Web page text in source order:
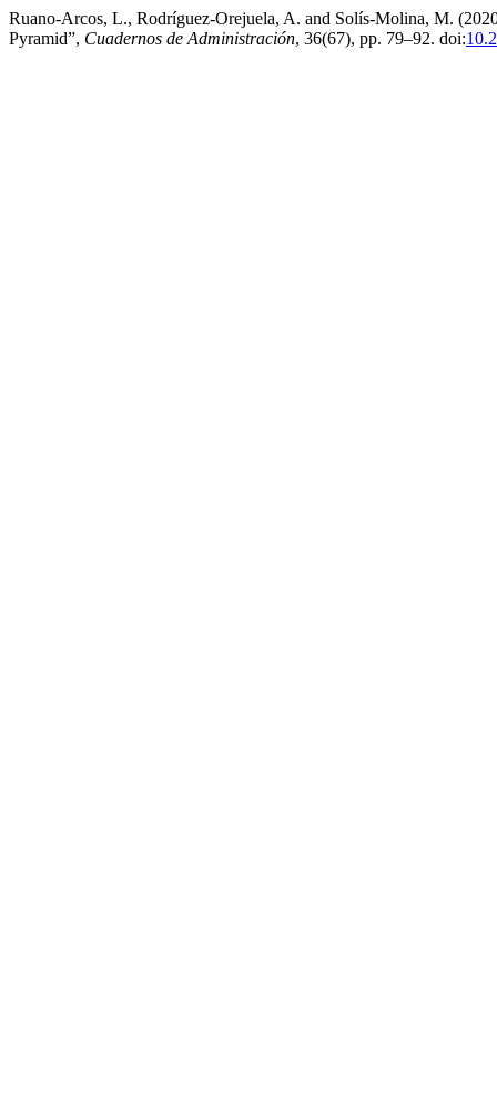
Ruano-Arcos, L., Rodríguez-Orejuela, A. and Solís-Molina, M.
Pyramid”, Cuadernos de Administración, 36(67), pp. 79–92. doi: